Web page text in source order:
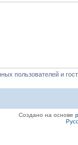
пользователей и
Создано на основе